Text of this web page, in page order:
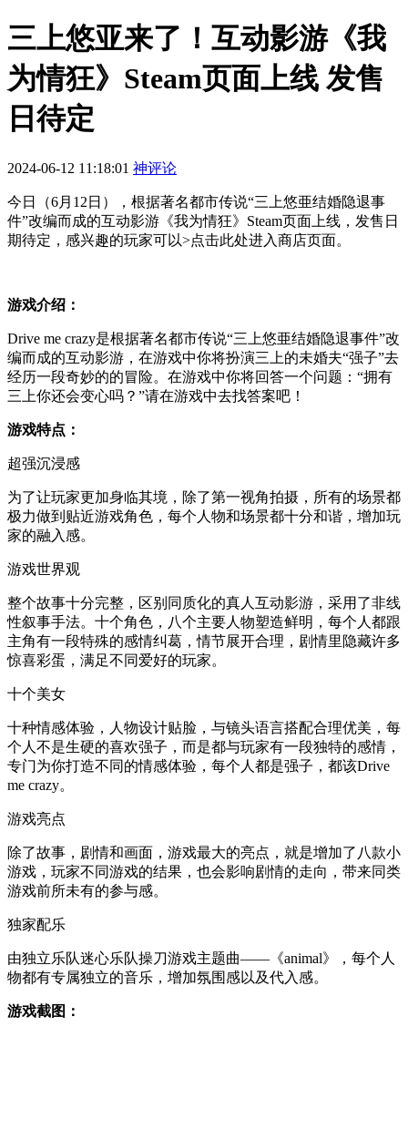
三上悠亚来了！互动影游《我
为情狂》Steam页面上线 发售
日待定
2024-06-12 11:18:01 神评论
今日（6月12日），根据著名都市传说“三上悠亜结婚隐退事
件”改编而成的互动影游《我为情狂》Steam页面上线，发售日
期待定，感兴趣的玩家可以>点击此处进入商店页面。
游戏介绍：
Drive me crazy是根据著名都市传说“三上悠亜结婚隐退事件”改
编而成的互动影游，在游戏中你将扮演三上的未婚夫“强子”去
经历一段奇妙的的冒险。在游戏中你将回答一个问题：“拥有
三上你还会变心吗？”请在游戏中去找答案吧！
游戏特点：
超强沉浸感
为了让玩家更加身临其境，除了第一视角拍摄，所有的场景都
极力做到贴近游戏角色，每个人物和场景都十分和谐，增加玩
家的融入感。
游戏世界观
整个故事十分完整，区别同质化的真人互动影游，采用了非线
性叙事手法。十个角色，八个主要人物塑造鲜明，每个人都跟
主角有一段特殊的感情纠葛，情节展开合理，剧情里隐藏许多
惊喜彩蛋，满足不同爱好的玩家。
十个美女
十种情感体验，人物设计贴脸，与镜头语言搭配合理优美，每
个人不是生硬的喜欢强子，而是都与玩家有一段独特的感情，
专门为你打造不同的情感体验，每个人都是强子，都该Drive
me crazy。
游戏亮点
除了故事，剧情和画面，游戏最大的亮点，就是增加了八款小
游戏，玩家不同游戏的结果，也会影响剧情的走向，带来同类
游戏前所未有的参与感。
独家配乐
由独立乐队迷心乐队操刀游戏主题曲——《animal》，每个人
物都有专属独立的音乐，增加氛围感以及代入感。
游戏截图：